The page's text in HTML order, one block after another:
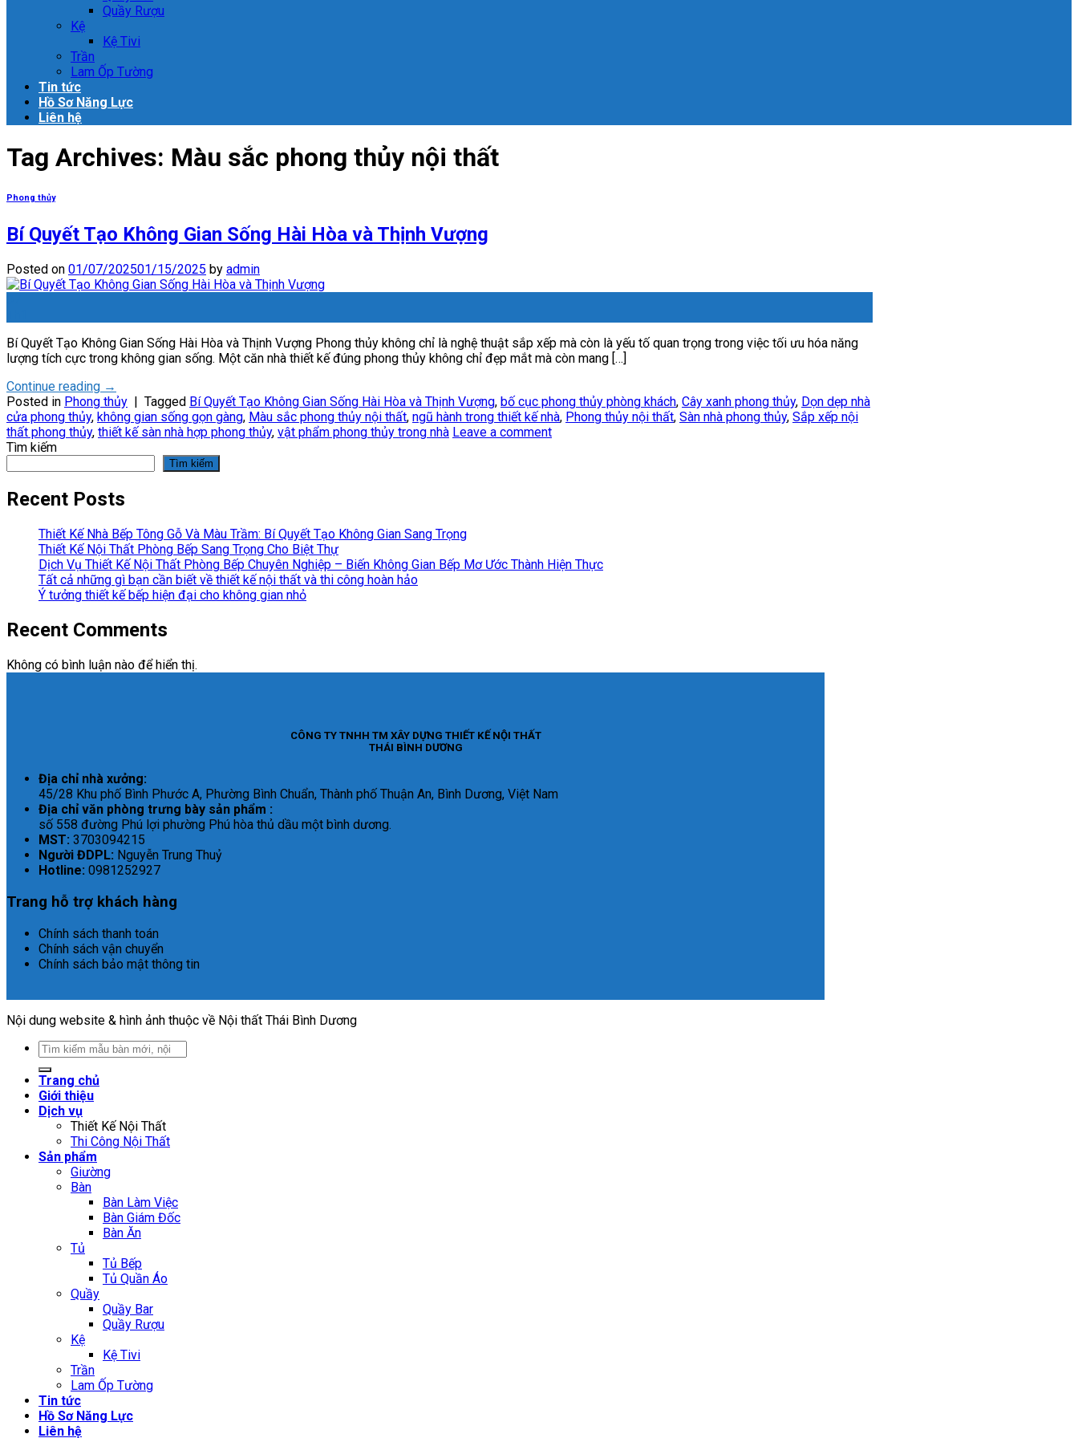
Quầy Rượu
Kệ
Kệ Tivi
Trần
Lam Ốp Tường
Tin tức
Hồ Sơ Năng Lực
Liên hệ
Tag Archives: Màu sắc phong thủy nội thất
Phong thủy
Bí Quyết Tạo Không Gian Sống Hài Hòa và Thịnh Vượng
Posted on 01/07/202501/15/2025 by admin
Bí Quyết Tạo Không Gian Sống Hài Hòa và Thịnh Vượng Phong thủy không chỉ là nghệ thuật sắp xếp mà còn là yếu tố quan trọng trong việc tối ưu hóa năng
lượng tích cực trong không gian sống. Một căn nhà thiết kế đúng phong thủy không chỉ đẹp mắt mà còn mang […]
Continue reading →
Posted in Phong thủy Tagged Bí Quyết Tạo Không Gian Sống Hài Hòa và Thịnh Vượng, bố cục phong thủy phòng khách, Cây xanh phong thủy, Dọn dẹp nhà
cửa phong thủy, không gian sống gọn gàng, Màu sắc phong thủy nội thất, ngũ hành trong thiết kế nhà, Phong thủy nội thất, Sàn nhà phong thủy, Sắp xếp nội
thất phong thủy, thiết kế sàn nhà hợp phong thủy, vật phẩm phong thủy trong nhà Leave a comment
Tìm kiếm
Tìm kiếm
Recent Posts
Thiết Kế Nhà Bếp Tông Gỗ Và Màu Trầm: Bí Quyết Tạo Không Gian Sang Trọng
Thiết Kế Nội Thất Phòng Bếp Sang Trọng Cho Biệt Thự
Dịch Vụ Thiết Kế Nội Thất Phòng Bếp Chuyên Nghiệp – Biến Không Gian Bếp Mơ Ước Thành Hiện Thực
Tất cả những gì bạn cần biết về thiết kế nội thất và thi công hoàn hảo
Ý tưởng thiết kế bếp hiện đại cho không gian nhỏ
Recent Comments
Không có bình luận nào để hiển thị.
CÔNG TY TNHH TM XÂY DỰNG THIẾT KẾ NỘI THẤT
THÁI BÌNH DƯƠNG
Địa chỉ nhà xưởng:
45/28 Khu phố Bình Phước A, Phường Bình Chuẩn, Thành phố Thuận An, Bình Dương, Việt Nam
Địa chỉ văn phòng trưng bày sản phẩm :
số 558 đường Phú lợi phường Phú hòa thủ dầu một bình dương.
MST: 3703094215
Người ĐDPL: Nguyễn Trung Thuỷ
Hotline: 0981252927
Trang hỗ trợ khách hàng
Chính sách thanh toán
Chính sách vận chuyển
Chính sách bảo mật thông tin
Nội dung website & hình ảnh thuộc về Nội thất Thái Bình Dương
Search
for:
Trang chủ
Giới thiệu
Dịch vụ
Thiết Kế Nội Thất
Thi Công Nội Thất
Sản phẩm
Giường
Bàn
Bàn Làm Việc
Bàn Giám Đốc
Bàn Ăn
Tủ
Tủ Bếp
Tủ Quần Áo
Quầy
Quầy Bar
Quầy Rượu
Kệ
Kệ Tivi
Trần
Lam Ốp Tường
Tin tức
Hồ Sơ Năng Lực
Liên hệ